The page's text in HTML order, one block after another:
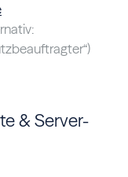
& Server-